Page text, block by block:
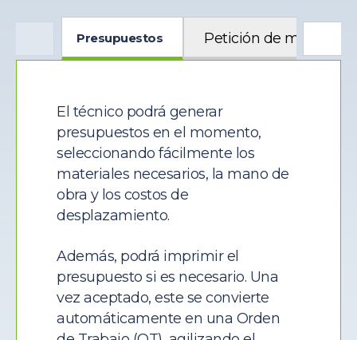
Presupuestos Petición de material
El técnico podrá generar
presupuestos en el momento,
seleccionando fácilmente los
materiales necesarios, la mano de
obra y los costos de
desplazamiento.
Además, podrá imprimir el
presupuesto si es necesario. Una
vez aceptado, este se convierte
automáticamente en una Orden